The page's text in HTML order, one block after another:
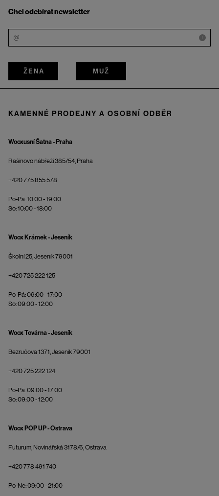
Chci odebírat newsletter
i
ŽENA MUŽ
KAMENNÉ PRODEJNY A OSOBNÍ ODBĚR
Wooxusní Šatna - Praha
Rašínovo nábřeží 385/54, Praha
+420 775 855 578
Po-Pá: 10:00 - 19:00
So: 10:00 - 18:00
Woox Krámek - Jeseník
Školní 25, Jeseník 79001
+420 725 222 125
Po-Pá: 09:00 - 17:00
So: 09:00 - 12:00
Woox Továrna - Jeseník
Bezručova 1371, Jeseník 79001
+420 725 222 124
Po-Pá: 09:00 - 17:00
So: 09:00 - 12:00
Woox POP UP - Ostrava
Futurum, Novinářská 3178/6, Ostrava
+420 778 491 740
Po-Ne: 09:00 - 21:00